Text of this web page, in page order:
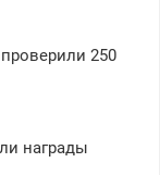
250
награды